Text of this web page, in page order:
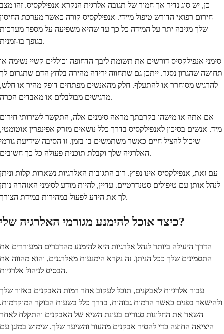
כן, יש סוג נדיר אך חמור של תגובה אלרגית הנקרא אנפילקסיס. זהו מצב
חירום רפואי הדורש טיפול מיידי. אנפילקסיס קורה כאשר מערכת החיסון
שלך מגיבה יתר על המידה כל כך עד שהיא משפיעה על מספר מערכות
בגופך בו-זמנית.
סימני אנפילקסיס דורשים את תשומת ליבך הדחופה וכוללים קשיי נשימה או
תחושה שהגרון נסגר. ייתכן גם שתחווה ירידה מהירה בלחץ הדם שתגרום לך
להרגיש מסוחרר או להתעלף. חלק מהאנשים מפתחים דופק מהיר או חלש,
מרגישים מבולבלים או מאבדים הכרה.
אם אתה או מישהו בקרבתך מראה סימנים אלה, התקשר לשירותי חירום
מיד. אנשים בסיכון לאנפילקסיס בדרך כלל נושאים מזרק אפינפרין אוטומטי,
שיכול להציל חיים כאשר משתמשים בו בזמן. זו הסיבה שידיעת גורמי
האלרגיה שלך וקבלת תוכנית פעולה כל כך חשובים.
עם זאת, אנפילקסיס אינו נפוץ. רוב התגובות האלרגיות נשארות קלות וניתן
לנהל אותן עם טיפולים סטנדרטיים. עדיין, להיות מודע לסימני האזהרה נותן
לך את הידע לפעול במהירות במידת הצורך.
כיצד אוכל להימנע מגורמי האלרגיה שלי?
הדרך היעילה ביותר לנהל אלרגיות היא להימנע מהדברים המעוררים את
התסמינים שלך ככל הניתן. זה נקרא הימנעות מאלרגנים, והוא מהווה את
הבסיס לניהול אלרגיות.
עבור אלרגיות לאבקנים, תוכל לעקוב אחר רמות האבקנים באזור שלך
ולהישאר בפנים כאשר הרמות גבוהות, בדרך כלל בשעות הבוקר המוקדמות.
השאר את החלונות סגורים בעונת השיא של האבקנים והתקלח לאחר
היציאה החוצה כדי להסיר אבקנים מהעור והשיער שלך. שימוש במזגן עם